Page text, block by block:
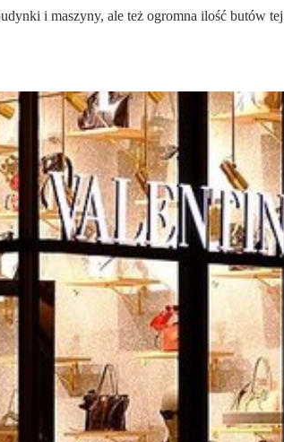
i maszyny, ale też ogromna ilość butów